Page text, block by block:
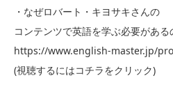
・なぜロバート・キヨサキさんの
コンテンツで英語を学ぶ必要がある
https://www.english-master.jp/
(視聴するにはコチラをクリック)